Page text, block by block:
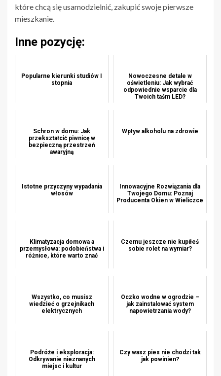
które chcą się usamodzielnić, zakupić swoje pierwsze
mieszkanie.
Inne pozycję:
Popularne kierunki studiów I
stopnia
Nowoczesne detale w
oświetleniu: Jak wybrać
odpowiednie wsparcie dla
Twoich taśm LED?
Schron w domu: Jak
przekształcić piwnicę w
bezpieczną przestrzeń
awaryjną
Wpływ alkoholu na zdrowie
Istotne przyczyny wypadania
włosów
Innowacyjne Rozwiązania dla
Twojego Domu: Poznaj
Producenta Okien w Wieliczce
Klimatyzacja domowa a
przemysłowa: podobieństwa i
różnice, które warto znać
Czemu jeszcze nie kupiłeś
sobie rolet na wymiar?
Wszystko, co musisz
wiedzieć o grzejnikach
elektrycznych
Oczko wodne w ogrodzie –
jak zainstalować system
napowietrzania wody?
Podróże i eksploracja:
Odkrywanie nieznanych
miejsc i kultur
Czy wasz pies nie chodzi tak
jak powinien?